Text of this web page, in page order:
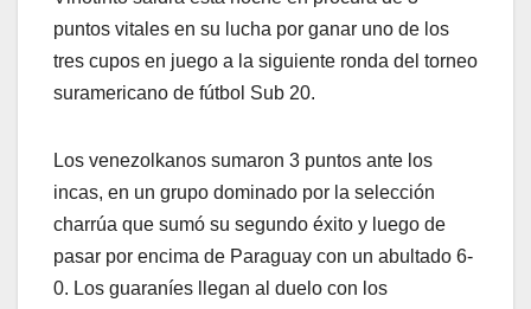
puntos vitales en su lucha por ganar uno de los
tres cupos en juego a la siguiente ronda del torneo
suramericano de fútbol Sub 20.
Los venezolkanos sumaron 3 puntos ante los
incas, en un grupo dominado por la selección
charrúa que sumó su segundo éxito y luego de
pasar por encima de Paraguay con un abultado 6-
0. Los guaraníes llegan al duelo con los